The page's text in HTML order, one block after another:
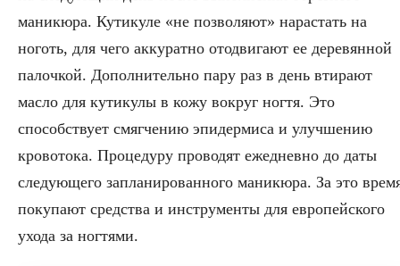
маникюра. Кутикуле «не позволяют» нарастать на
ноготь, для чего аккуратно отодвигают ее деревянной
палочкой. Дополнительно пару раз в день втирают
масло для кутикулы в кожу вокруг ногтя. Это
способствует смягчению эпидермиса и улучшению
кровотока. Процедуру проводят ежедневно до даты
следующего запланированного маникюра. За это
покупают средства и инструменты для европейского
ухода за ногтями.